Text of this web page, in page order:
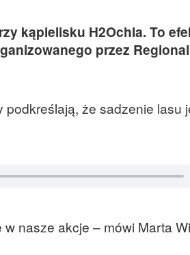
kąpielisku H2Ochla. To
przez
że sadzenie lasu
nasze akcje – mówi Marta